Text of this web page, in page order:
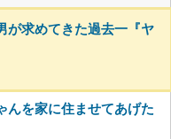
が求めてきた過去一『ヤ
んを家に住ませてあげた